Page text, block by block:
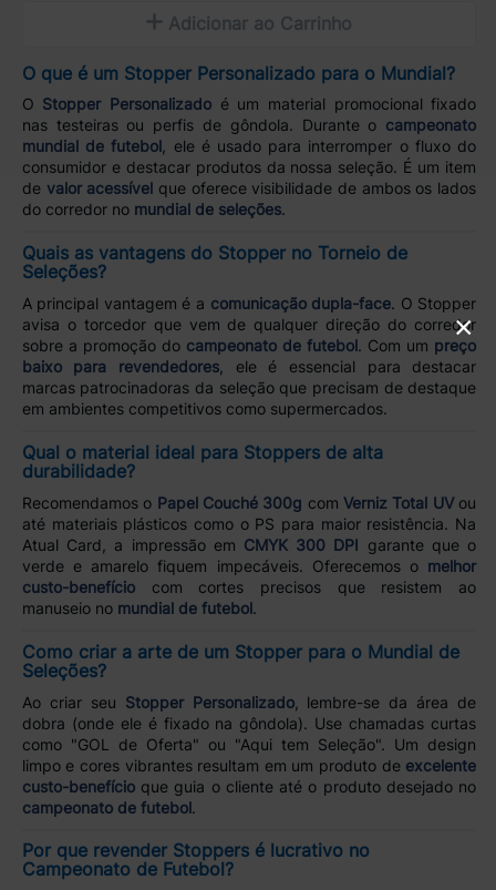
Adicionar ao Carrinho
O que é um Stopper Personalizado para o Mundial?
O Stopper Personalizado é um material promocional fixado
nas testeiras ou perfis de gôndola. Durante o campeonato
mundial de futebol , ele é usado para interromper o fluxo do
consumidor e destacar produtos da nossa seleção. É um item
de valor acessível que oferece visibilidade de ambos os lados
do corredor no mundial de seleções.
Quais as vantagens do Stopper no Torneio de
Seleções?
A principal vantagem é a comunicação dupla-face. O Stopper
avisa o torcedor que vem de qualquer direção do corredor
sobre a promoção do campeonato de futebol. Com um preço
baixo para revendedores , ele é essencial para destacar
marcas patrocinadoras da seleção que precisam de destaque
em ambientes competitivos como supermercados.
Qual o material ideal para Stoppers de alta
durabilidade?
Recomendamos o Papel Couché 300g comVerniz Total UVou
até materiais plásticos como o PS para maior resistência. Na
Atual Card, a impressão em CMYK 300 DPI garante que o
verde e amarelo fiquem impecáveis. Oferecemos o melhor
custo-benefíciocom cortes precisos que resistem ao
manuseio no mundial de futebol.
Como criar a arte de um Stopper para o Mundial de
Seleções?
Ao criar seu Stopper Personalizado, lembre-se da área de
dobra (onde ele é fixado na gôndola). Use chamadas curtas
como "GOL de Oferta" ou "Aqui tem Seleção". Um design
limpo e cores vibrantes resultam em um produto de excelente
custo-benefícioque guia o cliente até o produto desejado no
campeonato de futebol.
Por que revender Stoppers é lucrativo no
Campeonato de Futebol?
×